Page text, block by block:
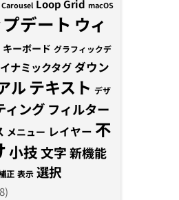
Loop Grid macOS
デート ウィ
キーボード グラフィックデ
ナミックタグダウン
ルテキスト デザ
ィング フィルター
メニュー レイヤー 不
小技文字新機能
正 表示 選択